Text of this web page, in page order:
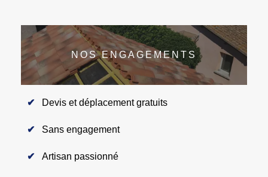
NOS ENGAGEMENTS
Devis et déplacement gratuits
Sans engagement
Artisan passionné